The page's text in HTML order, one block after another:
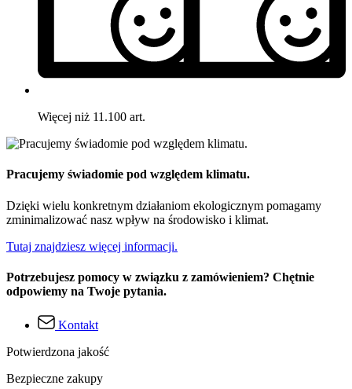
Więcej niż 11.100 art.
Pracujemy świadomie pod względem klimatu.
Dzięki wielu konkretnym działaniom ekologicznym pomagamy
zminimalizować nasz wpływ na środowisko i klimat.
Tutaj znajdziesz więcej informacji.
Potrzebujesz pomocy w związku z zamówieniem? Chętnie
odpowiemy na Twoje pytania.
Kontakt
Potwierdzona jakość
Bezpieczne zakupy